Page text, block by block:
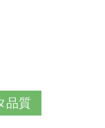
品質